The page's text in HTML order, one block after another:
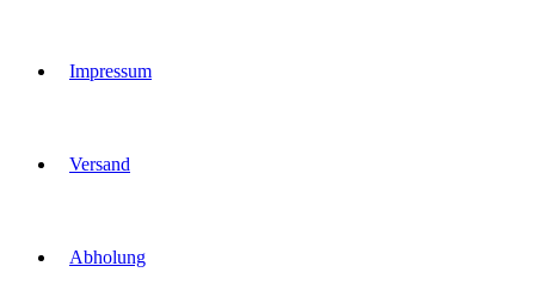
Impressum
Versand
Abholung